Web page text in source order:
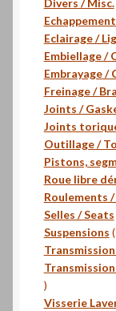
Divers / Misc.
Eclairage /
Embiellage /
Embrayage /
Freinage /
Joints /
Joints
Outillage /
Pistons,
Roue libre
Roulements
Selles / Seats
Suspensions
16
produits
Visserie